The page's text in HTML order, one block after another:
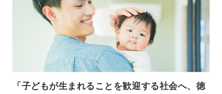
「子どもが生まれることを歓迎する社会へ、徳